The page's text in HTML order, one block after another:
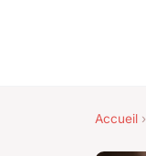
Accueil ›